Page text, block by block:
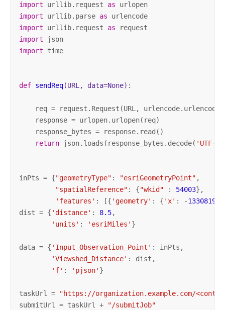
import urllib.request as
urlopen
import urllib.parse as
urlencode
import urllib.request as
import
json
import time
def sendReq(URL, data=None) :
req = request.Request(URL,
    response = urlopen.urlopen(req)
    response_bytes = response.read()
return json.loads(response_bytes.decode( 'UTF-8'
inPts = {"geometryType" : "esriGeometryPoint" ,
"spatialReference" : {"wkid" : 54003},
'features' : [{ 'geometry' : { 'x' : -
dist = { 'distance' : 8.5,
'units' : 'esriMiles' }
data = { 'Input_Observation_Point' : inPts,
'Viewshed_Distance' : dist,
'f' : 'pjson' }
taskUrl =
"https://organization.example.com/
submitUrl = taskUrl +
"/submitJob"